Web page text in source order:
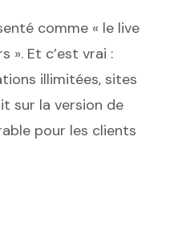
comme « le live
Et c’est vrai :
illimitées, sites
sur la version de
pour les clients